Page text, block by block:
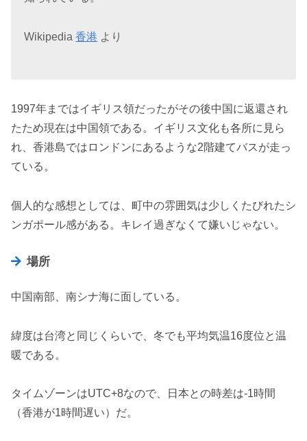
Wikipedia香港 より
1997年まではイギリス領だったがその後中国に返還され
たため現在は中国領である。イギリス文化も各所に見ら
れ、香港島ではロンドンにあるような2階建てバスが走っ
ている。
個人的な感想としては、町中の雰囲気は少しくたびれたシ
ンガポール感がある。キレイ過ぎなくて嫌いじゃない。
場所
中国南部、南シナ海に面している。
緯度は台湾と同じくらいで、冬でも平均気温16度位と温
暖である。
タイムゾーンはUTC+8なので、日本との時差は-1時間
（香港が1時間遅い）だ。